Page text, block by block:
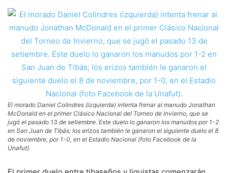
El morado Daniel Colindres (izquierda) intenta frenar al manudo Jonathan
McDonald en el primer Clásico Nacional del Torneo de Invierno, que se
jugó el pasado 13 de setiembre. Este duelo lo ganaron los manudos por 1-2
en San Juan de Tibás; los erizos también le ganaron el siguiente duelo el 8
de noviembre, por 1-0, en el Estadio Nacional (foto Facebook de la
Unafut).